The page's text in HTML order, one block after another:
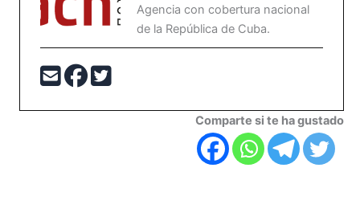
Agencia con cobertura nacional
de la República de Cuba.
Comparte si te ha gustado